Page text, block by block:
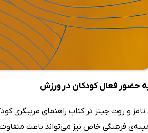
حضور فعال کودکان در ورزش
تامز و روث جینز در کتاب راهنمای
فرهنگی خاص نیز می‌تواند باعث